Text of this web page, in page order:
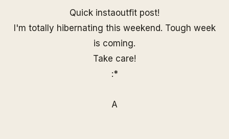
Quick instaoutfit post!
I'm totally hibernating this weekend. Tough week
is coming.
Take care!
:*
A